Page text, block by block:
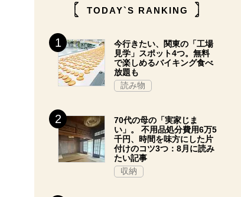
TODAY`S RANKING
今行きたい、関東の「工場
見学」スポット4つ。無料
で楽しめるバイキング食べ
放題も
読み物
70代の母の「実家じま
い」。 不用品処分費用6万5
千円、時間を味方にした片
付けのコツ3つ：8月に読み
たい記事
収納